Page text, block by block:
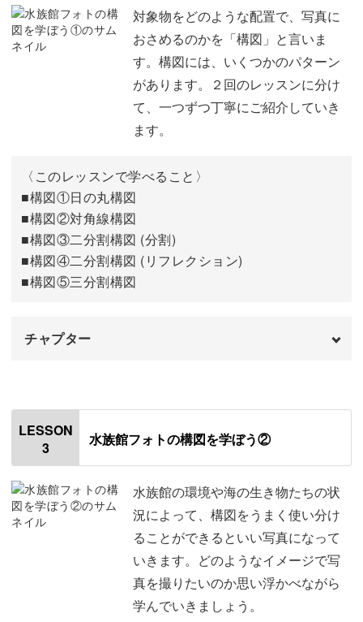
そのような水族館で、どのようにしたら上手く光を活用で
きるのかを学び、撮影のコツを抑えていきましょう。
講座を受講し終えたら、ぜひ水族館に足を運んで、すてき
な一枚をおさめてみてくださいね！
水族館フォトとは 02:20
水族館フォトで必要な要素 02:52
露出の三角関係について 04:37
おすすめの機材とアプリ
おわりに
対象物をどのような配置で、写真に
おさめるのかを「構図」と言いま
す。構図には、いくつかのパターン
があります。２回のレッスンに分け
て、一つずつ丁寧にご紹介していき
ます。
〈このレッスンで学べること〉
■構図①日の丸構図
■構図②対角線構図
■構図③二分割構図 (分割)
■構図④二分割構図 (リフレクション)
■構図⑤三分割構図
チャプター
はじめに
構図が与える印象の違い
構図を理解するとできること 02:39
①日の丸構図 02:58
03:56
③〜④二分割構図
LESSON
3
水族館フォトの構図を学ぼう②
水族館の環境や海の生き物たちの状
況によって、構図をうまく使い分け
ることができるといい写真になって
いきます。どのようなイメージで写
真を撮りたいのか思い浮かべながら
学んでいきましょう。